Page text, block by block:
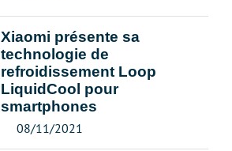
Xiaomi présente sa
technologie de
refroidissement Loop
LiquidCool pour
smartphones
08/11/2021